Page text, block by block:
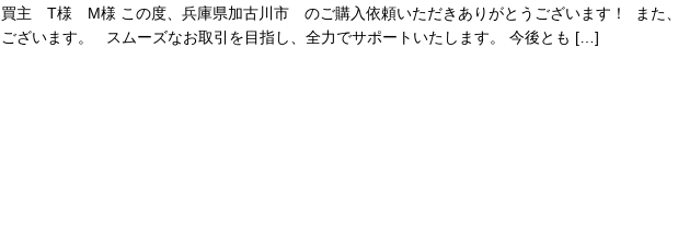
買主 T様 M様 この度、兵庫県加古川市 のご購入依頼いただきありがとうございます！ また、
ございます。 スムーズなお取引を目指し、全力でサポートいたします。 今後とも […]